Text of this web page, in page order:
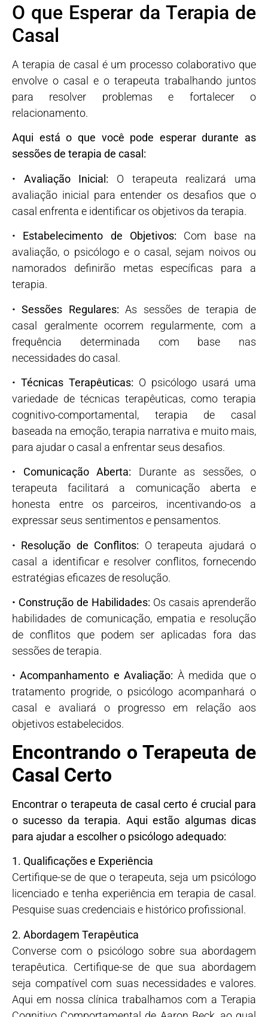
O que Esperar da Terapia de
Casal
A terapia de casal é um processo colaborativo que
envolve o casal e o terapeuta trabalhando juntos
para resolver problemas e fortalecer o
relacionamento.
Aqui está o que você pode esperar durante as
sessões de terapia de casal:
• Avaliação Inicial: O terapeuta realizará uma
avaliação inicial para entender os desafios que o
casal enfrenta e identificar os objetivos da terapia.
• Estabelecimento de Objetivos: Com base na
avaliação, o psicólogo e o casal, sejam noivos ou
namorados definirão metas específicas para a
terapia.
•Sessões Regulares: As sessões de terapia de
casal geralmente ocorrem regularmente, com a
frequência determinada com base nas
necessidades do casal.
• Técnicas Terapêuticas: O psicólogo usará uma
variedade de técnicas terapêuticas, como terapia
cognitivo-comportamental, terapia de casal
baseada na emoção, terapia narrativa e muito mais,
para ajudar o casal a enfrentar seus desafios.
• Comunicação Aberta: Durante as sessões, o
terapeuta facilitará a comunicação aberta e
honesta entre os parceiros, incentivando-os a
expressar seus sentimentos e pensamentos.
• Resolução de Conflitos: O terapeuta ajudará o
casal a identificar e resolver conflitos, fornecendo
estratégias eficazes de resolução.
• Construção de Habilidades: Os casais aprenderão
habilidades de comunicação, empatia e resolução
de conflitos que podem ser aplicadas fora das
sessões de terapia.
•Acompanhamento e Avaliação: À medida que o
tratamento progride, o psicólogo acompanhará o
casal e avaliará o progresso em relação aos
objetivos estabelecidos.
Encontrando o Terapeuta de
Casal Certo
Encontrar o terapeuta de casal certo é crucial para
o sucesso da terapia. Aqui estão algumas dicas
para ajudar a escolher o psicólogo adequado:
1. Qualificações e Experiência
Certifique-se de que o terapeuta, seja um psicólogo
licenciado e tenha experiência em terapia de casal.
Pesquise suas credenciais e histórico profissional.
2. Abordagem Terapêutica
Converse com o psicólogo sobre sua abordagem
terapêutica. Certifique-se de que sua abordagem
seja compatível com suas necessidades e valores.
Aqui em nossa clínica trabalhamos com a Terapia